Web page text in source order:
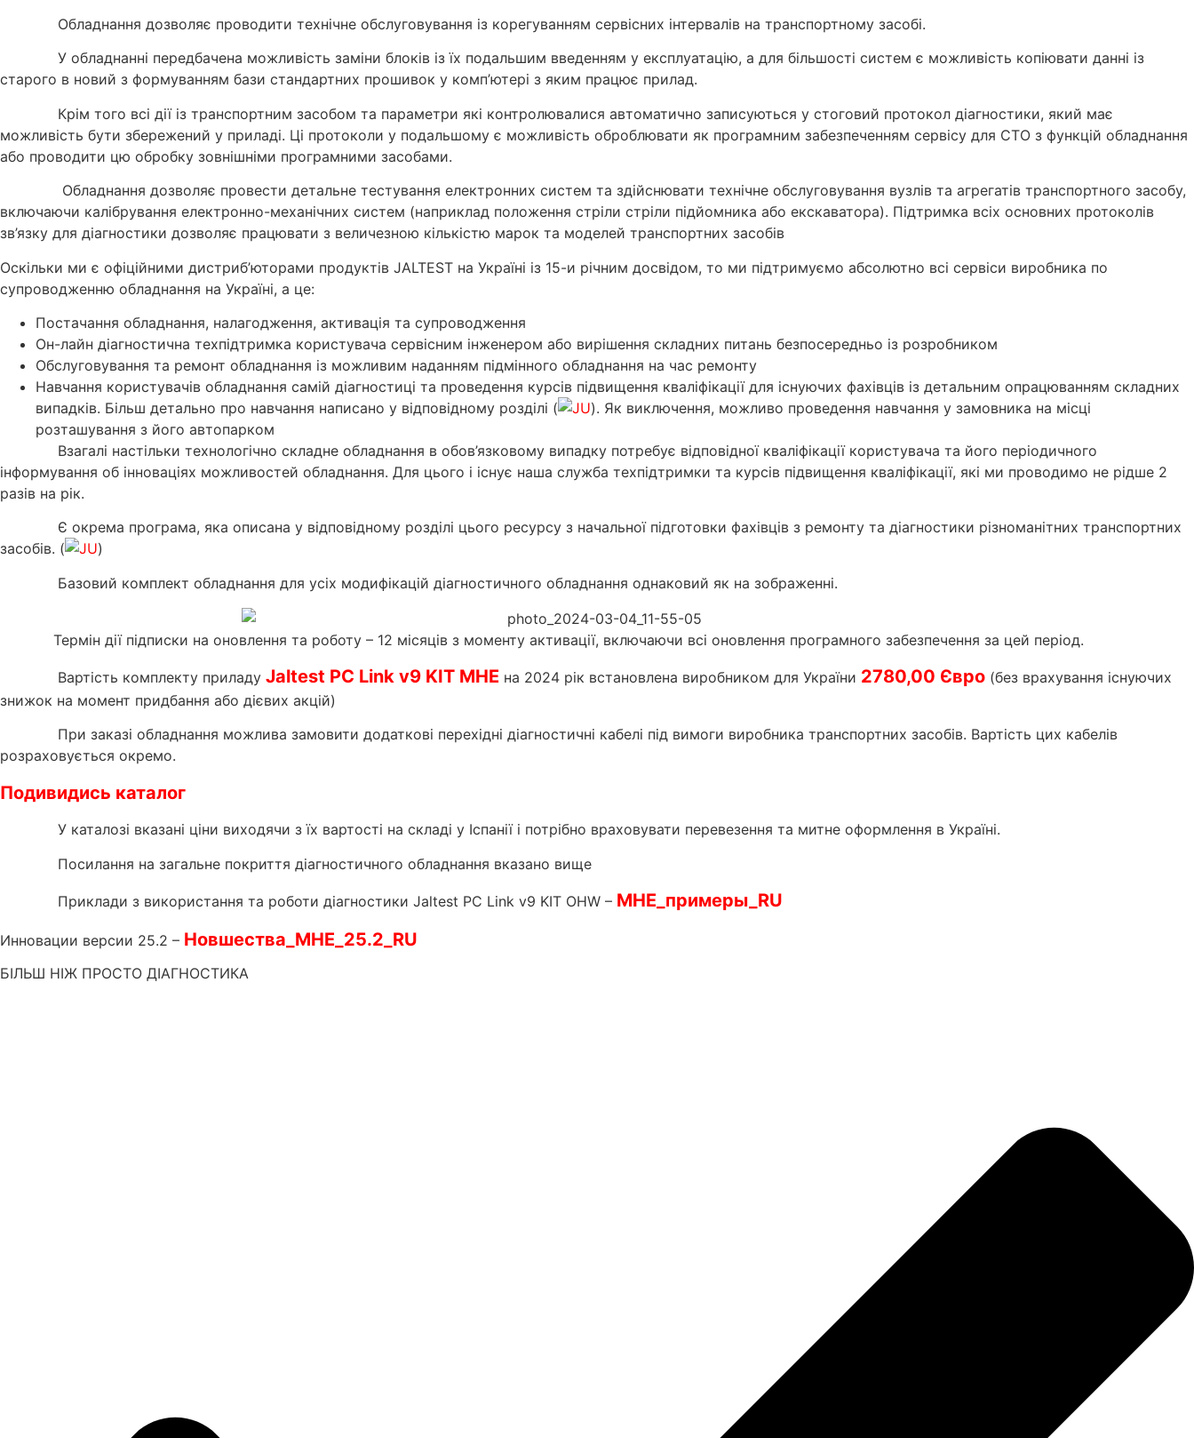
Обладнання дозволяє проводити технічне обслуговування із корегуванням сервісних інтервалів на транспортному засобі.
У обладнанні передбачена можливість заміни блоків із їх подальшим введенням у експлуатацію, а для більшості систем є можливість копіювати данні із
старого в новий з формуванням бази стандартних прошивок у комп’ютері з яким працює прилад.
Крім того всі дії із транспортним засобом та параметри які контролювалися автоматично записуються у стоговий протокол діагностики, який має
можливість бути збережений у приладі. Ці протоколи у подальшому є можливість оброблювати як програмним забезпеченням сервісу для СТО з функцій обладнання
або проводити цю обробку зовнішніми програмними засобами.
Обладнання дозволяє провести детальне тестування електронних систем та здійснювати технічне обслуговування вузлів та агрегатів транспортного засобу,
включаючи калібрування електронно-механічних систем (наприклад положення стріли стріли підйомника або екскаватора). Підтримка всіх основних протоколів
зв’язку для діагностики дозволяє працювати з величезною кількістю марок та моделей транспортних засобів
Оскільки ми є офіційними дистриб’юторами продуктів JALTEST на Україні із 15-и річним досвідом, то ми підтримуємо абсолютно всі сервіси виробника по
супроводженню обладнання на Україні, а це:
Постачання обладнання, налагодження, активація та супроводження
Он-лайн діагностична техпідтримка користувача сервісним інженером або вирішення складних питань безпосередньо із розробником
Обслуговування та ремонт обладнання із можливим наданням підмінного обладнання на час ремонту
Навчання користувачів обладнання самій діагностиці та проведення курсів підвищення кваліфікації для існуючих фахівців із детальним опрацюванням складних
випадків. Більш детально про навчання написано у відповідному розділі (
). Як виключення, можливо проведення навчання у замовника на місці
розташування з його автопарком
Взагалі настільки технологічно складне обладнання в обов’язковому випадку потребує відповідної кваліфікації користувача та його періодичного
інформування об інноваціях можливостей обладнання. Для цього і існує наша служба техпідтримки та курсів підвищення кваліфікації, які ми проводимо не рідше 2
разів на рік.
Є окрема програма, яка описана у відповідному розділі цього ресурсу з начальної підготовки фахівців з ремонту та діагностики різноманітних транспортних
засобів. (
)
Базовий комплект обладнання для усіх модифікацій діагностичного обладнання однаковий як на зображенні.
Термін дії підписки на оновлення та роботу – 12 місяців з моменту активації, включаючи всі оновлення програмного забезпечення за цей період.
Вартість комплекту приладу Jaltest PC Link v9 KIT MHE на 2024 рік встановлена виробником для України 2780,00 Євро (без врахування існуючих
знижок на момент придбання або дієвих акцій)
При заказі обладнання можлива замовити додаткові перехідні діагностичні кабелі під вимоги виробника транспортних засобів. Вартість цих кабелів
розраховується окремо.
Подивидись каталог
У каталозі вказані ціни виходячи з їх вартості на складі у Іспанії і потрібно враховувати перевезення та митне оформлення в Україні.
Посилання на загальне покриття діагностичного обладнання вказано вище
Приклади з використання та роботи діагностики Jaltest PC Link v9 KIT OHW – MHE_примеры_RU
Инновации версии 25.2 – Новшества_MHE_25.2_RU
БІЛЬШ НІЖ ПРОСТО ДІАГНОСТИКА